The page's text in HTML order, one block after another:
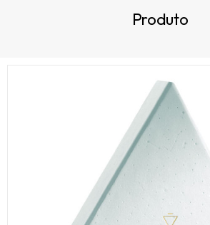
Produto